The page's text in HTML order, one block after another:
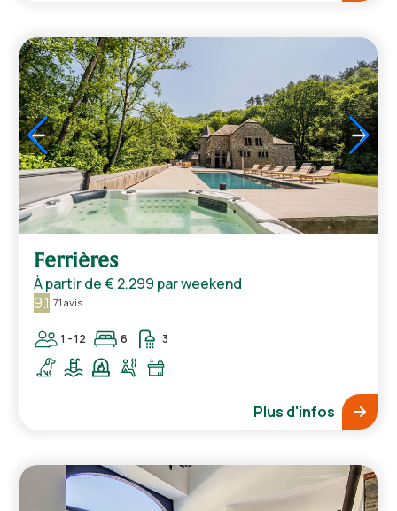
Ferrières
À partir de€ 2.299 par weekend
9.1 71 avis
1 - 12 6 3
Plus d'infos
1/5